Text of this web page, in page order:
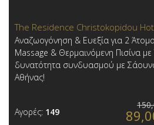
The Residence Christokopidou
Αναζωογόνηση & Ευεξία για 2
Massage & Θερμαινόμενη Πισίνα
δυνατότητα συνδυασμού με
Αθήνας!
Αγορές: 149